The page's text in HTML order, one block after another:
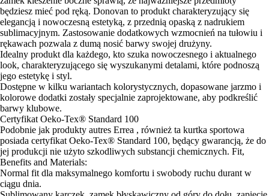
będziesz mieć pod ręką. Donovan to produkt charakteryzujący się
elegancją i nowoczesną estetyką, z przednią opaską z nadrukiem
sublimacyjnym. Zastosowanie dodatkowych wzmocnień na tułowiu i
rękawach pozwala z dumą nosić barwy swojej drużyny.
Idealny produkt dla każdego, kto szuka nowoczesnego i aktualnego
look, charakteryzującego się wyszukanymi detalami, które podnoszą
jego estetykę i styl.
Dostępne w kilku wariantach kolorystycznych, dopasowane jarzmo i
kolorowe dodatki zostały specjalnie zaprojektowane, aby podkreślić
barwy klubowe.
Certyfikat Oeko-Tex® Standard 100
Podobnie jak produkty autres Errea , również ta kurtka sportowa
posiada certyfikat Oeko-Tex® Standard 100, będący gwarancją, że do
jej produkcji nie użyto szkodliwych substancji chemicznych. Fit,
Benefits and Materials:
Normal fit dla maksymalnego komfortu i swobody ruchu durant w
ciągu dnia.